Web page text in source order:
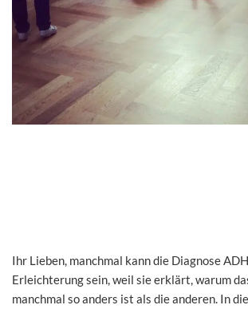
Ihr Lieben, manchmal kann die Diagnose
Erleichterung sein, weil sie erklärt, warum
manchmal so anders ist als die anderen. In